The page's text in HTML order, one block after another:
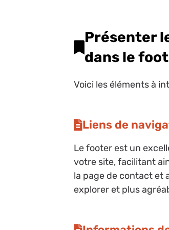
Présenter
dans le
Voici les éléments à
Liens de
Le footer est un
votre site, facilitant
la page de contact et
explorer et plus